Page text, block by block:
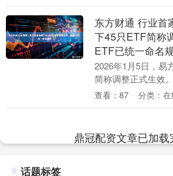
东方财通 行业首
下45只ETF简称
ETF已统一命名
2026年1月5日，易
简称调整正式生效
方达成为业内首家
查看：87 分类：
鼎冠配资文章已加载
话题标签